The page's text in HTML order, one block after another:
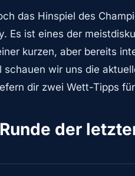
das Hinspiel des
Es ist eines der
kurzen, aber bereits
wir uns die
dir zwei Wett-Tipps
der